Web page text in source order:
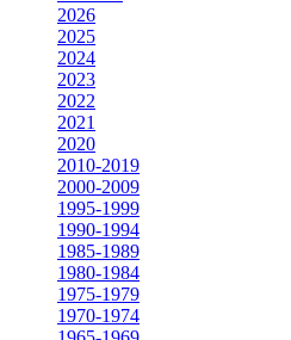
2026
2025
2024
2023
2022
2021
2020
2010-2019
2000-2009
1995-1999
1990-1994
1985-1989
1980-1984
1975-1979
1970-1974